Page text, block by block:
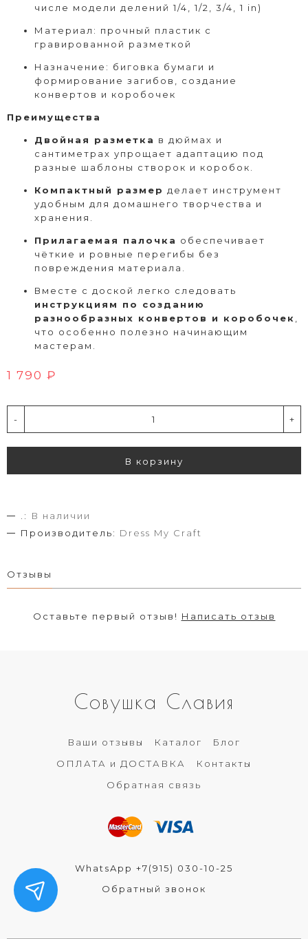
числе модели делений 1/4, 1/2, 3/4, 1 in)
Материал: прочный пластик с
гравированной разметкой
Назначение: биговка бумаги и
формирование загибов, создание
конвертов и коробочек
Преимущества
Двойная разметка в дюймах и
сантиметрах упрощает адаптацию под
разные шаблоны створок и коробок.
Компактный размер делает инструмент
удобным для домашнего творчества и
хранения.
Прилагаемая палочка обеспечивает
чёткие и ровные перегибы без
повреждения материала.
Вместе с доской легко следовать
инструкциям по созданию
разнообразных конвертов и коробочек
что особенно полезно начинающим
мастерам.
1 790 ₽
- +
В корзину
.:
В наличии
Производитель: Dress My Craft
Отзывы
Оставьте первый отзыв! Написать отзыв
Совушка Славия
Ваши отзывы Каталог
Блог
ОПЛАТА и ДОСТАВКА
Контакты
Обратная связь
WhatsApp +7(915) 030-10-25
Обратный звонок